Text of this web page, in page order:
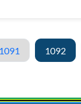
1091 1092